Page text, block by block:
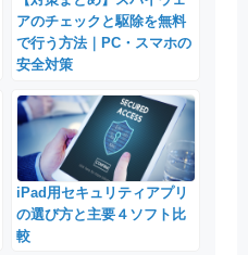
アのチェックと駆除を無料
で行う方法｜PC・スマホの
安全対策
iPad用セキュリティアプリ
の選び方と主要４ソフト比
較